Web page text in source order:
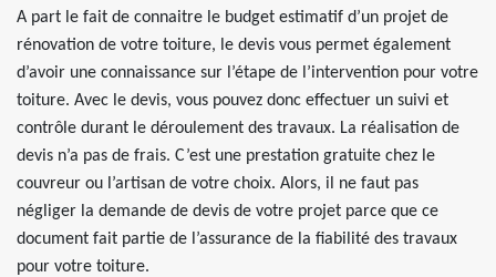
A part le fait de connaitre le budget estimatif d’un projet de
rénovation de votre toiture, le devis vous permet également
d’avoir une connaissance sur l’étape de l’intervention pour votre
toiture. Avec le devis, vous pouvez donc effectuer un suivi et
contrôle durant le déroulement des travaux. La réalisation de
devis n’a pas de frais. C’est une prestation gratuite chez le
couvreur ou l’artisan de votre choix. Alors, il ne faut pas
négliger la demande de devis de votre projet parce que ce
document fait partie de l’assurance de la fiabilité des travaux
pour votre toiture.